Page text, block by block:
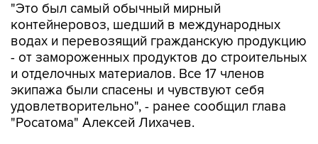
"Это был самый обычный мирный
контейнеровоз, шедший в международных
водах и перевозящий гражданскую продукцию
- от замороженных продуктов до строительных
и отделочных материалов. Все 17 членов
экипажа были спасены и чувствуют себя
удовлетворительно", - ранее сообщил глава
"Росатома" Алексей Лихачев.